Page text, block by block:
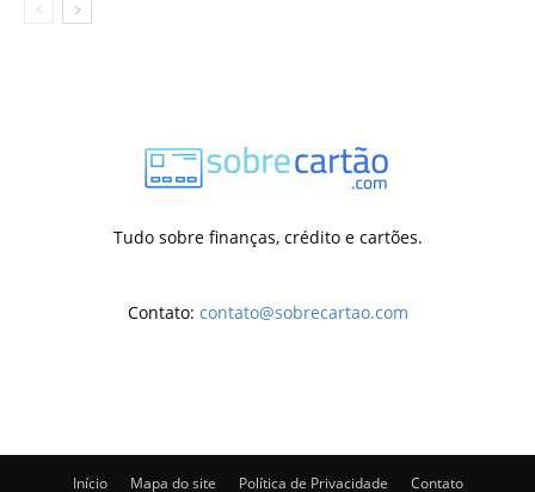
Tudo sobre finanças, crédito e cartões.
Contato: contato@sobrecartao.com
Início Mapa do site Política de Privacidade Contato